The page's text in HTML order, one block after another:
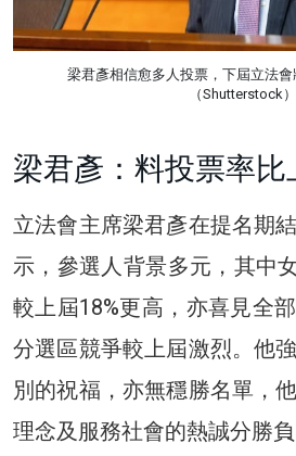
梁君彥相信愈多人投票，下屆立法會
（Shutterstock）
梁君彥：料投票率比
立法會主席梁君彥在提名期
示，參選人背景多元，其中
較上屆18%更高，亦喜見全
分選區競爭較上屆激烈。他
別的祝福，亦無穩勝名單，
理念及服務社會的熱誠分勝負